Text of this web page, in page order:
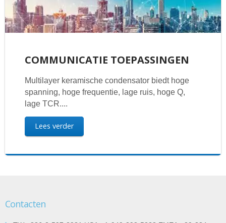
COMMUNICATIE TOEPASSINGEN
Multilayer keramische condensator biedt hoge
spanning, hoge frequentie, lage ruis, hoge Q,
lage TCR....
Lees verder
Contacten